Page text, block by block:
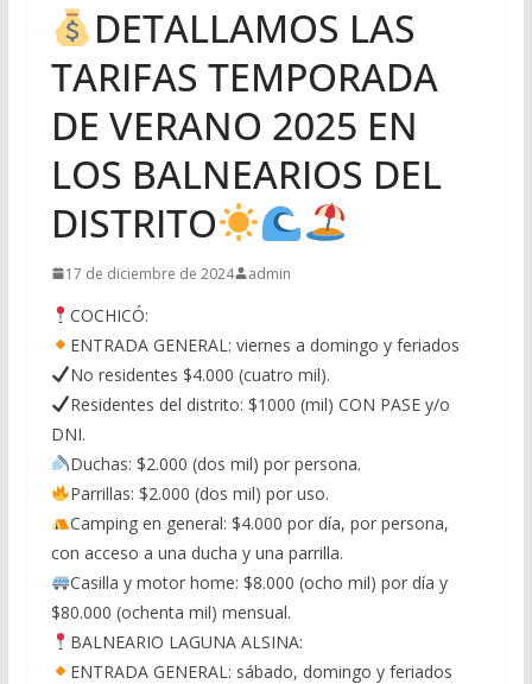
DETALLAMOS LAS
TARIFAS TEMPORADA
DE VERANO 2025 EN
LOS BALNEARIOS DEL
DISTRITO
17 de diciembre de 2024 admin
COCHICÓ:
ENTRADA GENERAL: viernes a domingo y feriados
No residentes $4.000 (cuatro mil).
Residentes del distrito: $1000 (mil) CON PASE y/o
DNI.
Duchas: $2.000 (dos mil) por persona.
Parrillas: $2.000 (dos mil) por uso.
Camping en general: $4.000 por día, por persona,
con acceso a una ducha y una parrilla.
Casilla y motor home: $8.000 (ocho mil) por día y
$80.000 (ochenta mil) mensual.
BALNEARIO LAGUNA ALSINA:
ENTRADA GENERAL: sábado, domingo y feriados